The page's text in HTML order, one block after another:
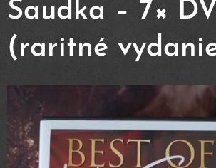
Saudka – 7×
(raritné